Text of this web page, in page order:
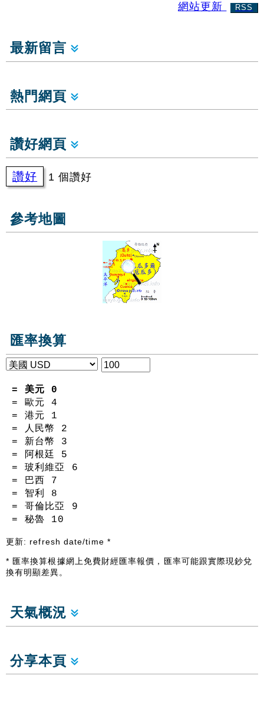
網站更新 RSS
最新留言
熱門網頁
讚好網頁
讚好 1 個讚好
參考地圖
匯率換算
= 美元 0
= 歐元4
= 港元 1
= 人民幣 2
= 新台幣 3
= 阿根廷 5
= 玻利維亞 6
= 巴西 7
= 智利 8
= 哥倫比亞 9
= 秘魯 10
更新: refresh date/time *
* 匯率換算根據網上免費財經匯率報價，匯率可能跟實際現鈔兌
換有明顯差異。
天氣概況
分享本頁